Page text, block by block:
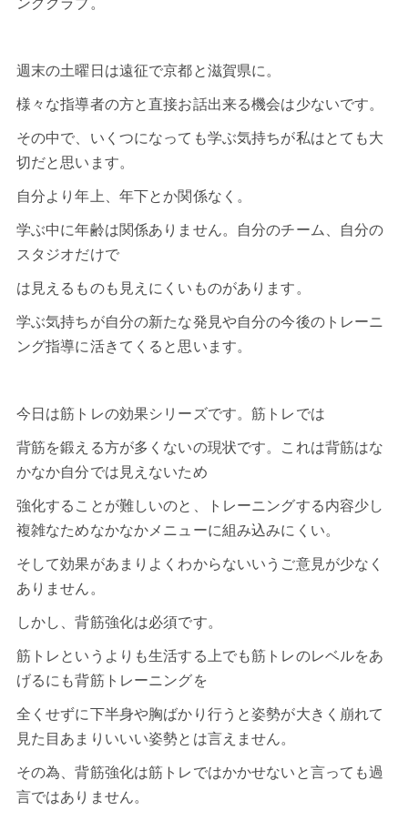
ングクラブ。
週末の土曜日は遠征で京都と滋賀県に。
様々な指導者の方と直接お話出来る機会は少ないです。
その中で、いくつになっても学ぶ気持ちが私はとても大
切だと思います。
自分より年上、年下とか関係なく。
学ぶ中に年齢は関係ありません。自分のチーム、自分の
スタジオだけで
は見えるものも見えにくいものがあります。
学ぶ気持ちが自分の新たな発見や自分の今後のトレーニ
ング指導に活きてくると思います。
今日は筋トレの効果シリーズです。筋トレでは
背筋を鍛える方が多くないの現状です。これは背筋はな
かなか自分では見えないため
強化することが難しいのと、トレーニングする内容少し
複雑なためなかなかメニューに組み込みにくい。
そして効果があまりよくわからないいうご意見が少なく
ありません。
しかし、背筋強化は必須です。
筋トレというよりも生活する上でも筋トレのレベルをあ
げるにも背筋トレーニングを
全くせずに下半身や胸ばかり行うと姿勢が大きく崩れて
見た目あまりいいい姿勢とは言えません。
その為、背筋強化は筋トレではかかせないと言っても過
言ではありません。